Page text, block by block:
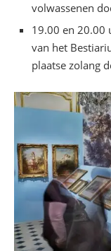
volwassenen
19.00 en 20.00
van het
plaatse zolang